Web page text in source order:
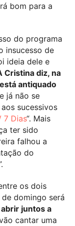
bom para a
do programa
insucesso de
ideia dele e
Cristina diz, na
antiquado
já não se
sucessivos
7 Dias“. Mais
ter sido
falhou a
do
os dois
domingo será
juntos a
cantar uma